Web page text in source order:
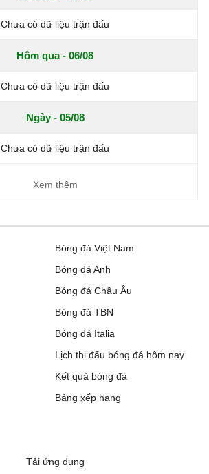
Chưa có dữ liệu trận đấu
Hôm qua - 06/08
Chưa có dữ liệu trận đấu
Ngày - 05/08
Chưa có dữ liệu trận đấu
Xem thêm
Bóng đá Việt Nam
Bóng đá Anh
Bóng đá Châu Âu
Bóng đá TBN
Bóng đá Italia
Lịch thi đấu bóng đá hôm nay
Kết quả bóng đá
Bảng xếp hạng
Tải ứng dụng